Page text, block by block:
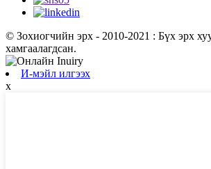
© Зохиогчийн эрх - 2010-2021 : Бүх эрх
хамгаалагдсан.
И-мэйл илгээх
x